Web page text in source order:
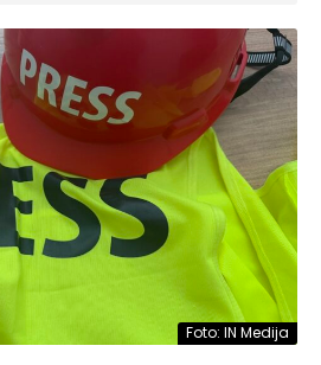
Foto: IN Medija